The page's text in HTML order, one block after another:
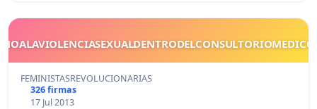
NOALAVIOLENCIASEXUALDENTRODELCONSULTORIOMEDICO
FEMINISTASREVOLUCIONARIAS
326 firmas
17 Jul 2013